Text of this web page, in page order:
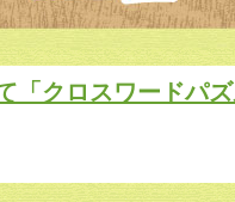
「クロスワードパ